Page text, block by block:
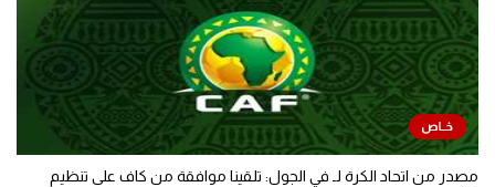
مصدر من اتحاد الكرة لـ في الجول: تلقينا موافقة من كاف على تنظيم